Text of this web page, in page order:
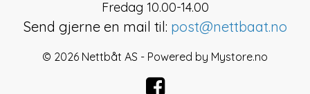
Fredag 10.00-14.00
Send gjerne en mail til: post@nettbaat.no
© 2026 Nettbåt AS - Powered by Mystore.no